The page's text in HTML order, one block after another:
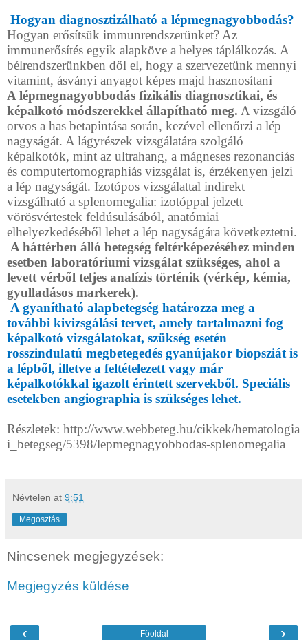
Hogyan diagnosztizálható a lépmegnagyobbodás?
Hogyan erősítsük immunrendszerünket? Az
immunerősítés egyik alapköve a helyes táplálkozás. A
bélrendszerünkben dől el, hogy a szervezetünk mennyi
vitamint, ásványi anyagot képes majd hasznosítani
A lépmegnagyobbodás fizikális diagnosztikai, és
képalkotó módszerekkel állapítható meg. A vizsgáló
orvos a has betapintása során, kezével ellenőrzi a lép
nagyságát. A lágyrészek vizsgálatára szolgáló
képalkotók, mint az ultrahang, a mágneses rezonanciás
és computertomographiás vizsgálat is, érzékenyen jelzi
a lép nagyságát. Izotópos vizsgálattal indirekt
vizsgálható a splenomegalia: izotóppal jelzett
vörösvértestek feldúsulásából, anatómiai
elhelyezkedéséből lehet a lép nagyságára következtetni.
A háttérben álló betegség feltérképezéséhez minden
esetben laboratóriumi vizsgálat szükséges, ahol a
levett vérből teljes analízis történik (vérkép, kémia,
gyulladásos markerek).
A gyanítható alapbetegség határozza meg a
további kivizsgálási tervet, amely tartalmazni fog
képalkotó vizsgálatokat, szükség esetén
rosszindulatú megbetegedés gyanújakor biopsziát is
a lépből, illetve a feltételezett vagy már
képalkotókkal igazolt érintett szervekből. Speciális
esetekben angiographia is szükséges lehet.
Részletek: http://www.webbeteg.hu/cikkek/hematologia
i_betegseg/5398/lepmegnagyobbodas-splenomegalia
Névtelen at 9:51
Megosztás
Nincsenek megjegyzések:
Megjegyzés küldése
‹ ›
Főoldal